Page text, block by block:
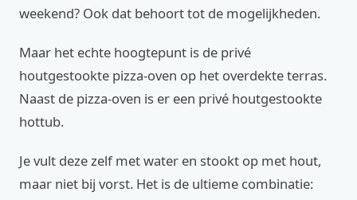
weekend? Ook dat behoort tot de mogelijkheden.
Maar het echte hoogtepunt is de privé
houtgestookte pizza-oven op het overdekte terras.
Naast de pizza-oven is er een privé houtgestookte
hottub.
Je vult deze zelf met water en stookt op met hout,
maar niet bij vorst. Het is de ultieme combinatie: